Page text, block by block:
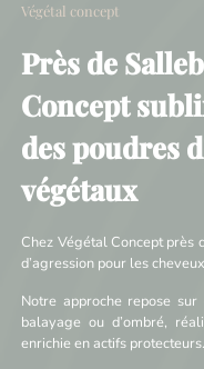
Végétal concept
Près de
Concept
des poudres
végétaux
Chez Végétal Concept près
d’agression pour les
Notre approche repose
balayage ou d’ombré,
enrichie en actifs protecteurs.